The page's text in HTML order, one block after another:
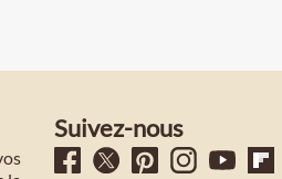
Suivez-nous